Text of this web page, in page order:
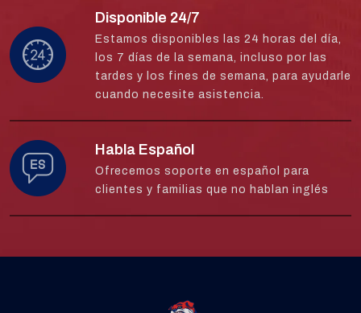
Disponible 24/7
Estamos disponibles las 24 horas del día,
los 7 días de la semana, incluso por las
tardes y los fines de semana, para ayudarle
cuando necesite asistencia.
Habla Español
Ofrecemos soporte en español para
clientes y familias que no hablan inglés